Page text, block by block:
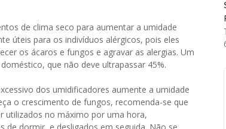
de clima seco para aumentar a umidade
úteis para os indivíduos alérgicos, pois eles
os ácaros e fungos e agravar as alergias. Um
que não deve ultrapassar 45%.
dos umidificadores aumente a umidade
o crescimento de fungos, recomenda-se que
utilizados no máximo por uma hora,